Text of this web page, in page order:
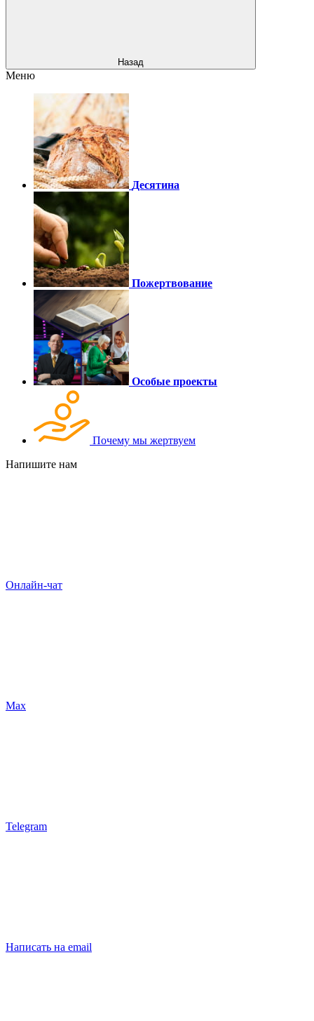
Назад
Меню
Десятина
Пожертвование
Особые проекты
Почему мы жертвуем
Напишите нам
Онлайн-чат
Max
Telegram
Написать на email